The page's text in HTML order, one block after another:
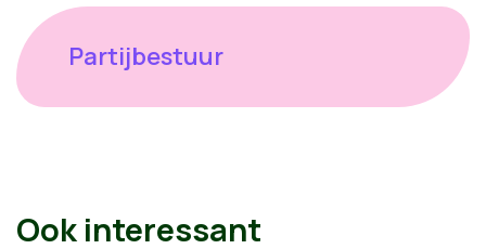
Partijbestuur
Ook interessant